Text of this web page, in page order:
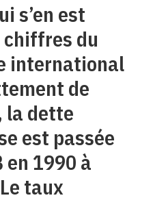
s’en est
chiffres du
international
de
la dette
est passée
en 1990 à
taux